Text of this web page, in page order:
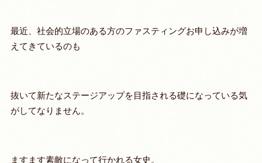
最近、社会的立場のある方のファスティングお申し込みが増
えてきているのも
抜いて新たなステージアップを目指される礎になっている気
がしてなりません。
ますます素敵になって行かれる女史。